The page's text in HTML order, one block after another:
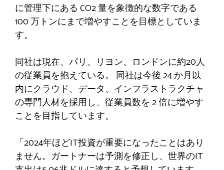
に管理下にある CO2 量を象徴的な数字である
100 万トンにまで増やすことを目標としていま
す。
同社は現在、パリ、リヨン、ロンドンに約20人
の従業員を抱えている。 同社は今後 24 か月以
内にクラウド、データ、インフラストラクチャ
の専門人材を採用し、従業員数を 2 倍に増やす
ことを目指しています。
「2024年ほどIT投資が重要になったことはあり
ません。ガートナーは予測を修正し、世界のIT